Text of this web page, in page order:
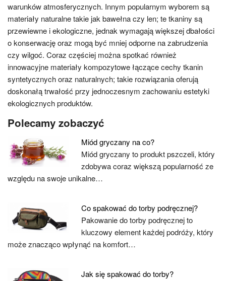
warunków atmosferycznych. Innym popularnym wyborem są
materiały naturalne takie jak bawełna czy len; te tkaniny są
przewiewne i ekologiczne, jednak wymagają większej dbałości
o konserwację oraz mogą być mniej odporne na zabrudzenia
czy wilgoć. Coraz częściej można spotkać również
innowacyjne materiały kompozytowe łączące cechy tkanin
syntetycznych oraz naturalnych; takie rozwiązania oferują
doskonałą trwałość przy jednoczesnym zachowaniu estetyki
ekologicznych produktów.
Polecamy zobaczyć
Miód gryczany na co?
Miód gryczany to produkt pszczeli, który
zdobywa coraz większą popularność ze
względu na swoje unikalne…
Co spakować do torby podręcznej?
Pakowanie do torby podręcznej to
kluczowy element każdej podróży, który
może znacząco wpłynąć na komfort…
Jak się spakować do torby?